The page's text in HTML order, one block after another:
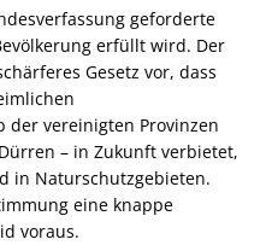
geforderte
erfüllt wird. Der
Gesetz vor, dass
vereinigten Provinzen
– in Zukunft verbietet,
in Naturschutzgebieten.
eine knappe
voraus.